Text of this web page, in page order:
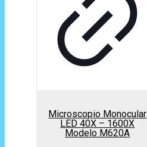
Microscopio Monocular
LED 40X – 1600X
Modelo M620A